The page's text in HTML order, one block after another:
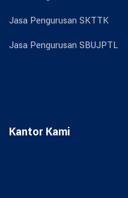
Jasa Pengurusan SKTTK
Jasa Pengurusan SBUJPTL
Kantor Kami